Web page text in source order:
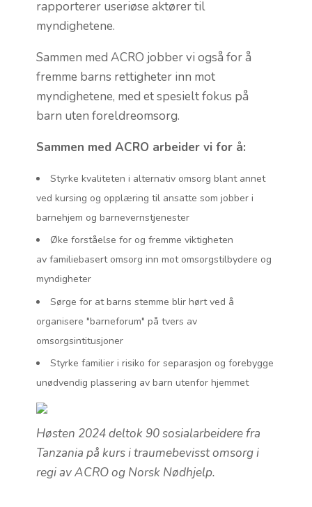
rapporterer useriøse aktører til
myndighetene.
Sammen med ACRO jobber vi også for å
fremme barns rettigheter inn mot
myndighetene, med et spesielt fokus på
barn uten foreldreomsorg.
Sammen med ACRO arbeider vi for å:
Styrke kvaliteten i alternativ omsorg blant annet
ved kursing og opplæring til ansatte som jobber i
barnehjem og barnevernstjenester
Øke forståelse for og fremme viktigheten
av familiebasert omsorg inn mot omsorgstilbydere og
myndigheter
Sørge for at barns stemme blir hørt ved å
organisere "barneforum" på tvers av
omsorgsintitusjoner
Styrke familier i risiko for separasjon og forebygge
unødvendig plassering av barn utenfor hjemmet
Høsten 2024 deltok 90 sosialarbeidere fra
Tanzania på kurs i traumebevisst omsorg i
regi av ACRO og Norsk Nødhjelp.